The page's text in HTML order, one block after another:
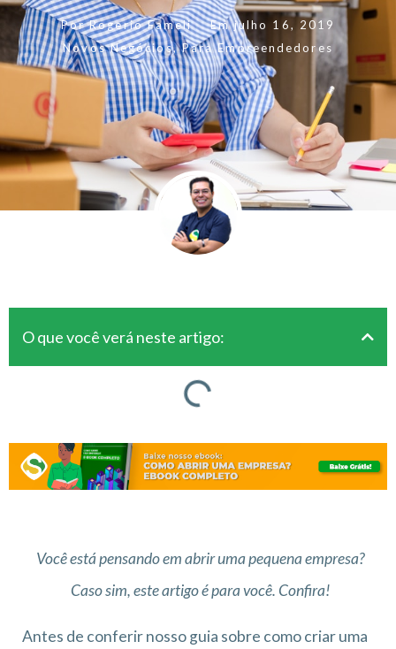
PorRogerio Fameli Em julho 16, 2019
Novos Negócios,Para Empreendedores
O que você verá neste artigo:
Você está pensando em abrir uma pequena empresa?
Caso sim, este artigo é para você. Confira!
Antes de conferir nosso guia sobre como criar uma